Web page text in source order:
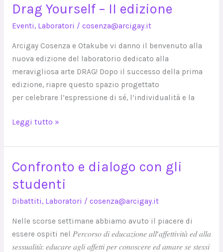
Drag Yourself – II edizione
Eventi, Laboratori / cosenza@arcigay.it
Arcigay Cosenza e Otakube vi danno il benvenuto alla
nuova edizione del laboratorio dedicato alla
meravigliosa arte DRAG! Dopo il successo della prima
edizione, riapre questo spazio progettato
per celebrare l’espressione di sé, l’individualità e la
Drag
Yourself
II
edizione
Leggi tutto »
Confronto e dialogo con gli
studenti
Dibattiti, Laboratori / cosenza@arcigay.it
Nelle scorse settimane abbiamo avuto il piacere di
essere ospiti nel 𝑃𝑒𝑟𝑐𝑜𝑟𝑠𝑜 𝑑𝑖 𝑒𝑑𝑢𝑐𝑎𝑧𝑖𝑜𝑛𝑒 𝑎𝑙𝑙’𝑎𝑓𝑓𝑒𝑡𝑡𝑖𝑣𝑖𝑡𝑎̀ 𝑒𝑑 𝑎𝑙𝑙𝑎
𝑠𝑒𝑠𝑠𝑢𝑎𝑙𝑖𝑡𝑎̀: 𝑒𝑑𝑢𝑐𝑎𝑟𝑒 𝑎𝑔𝑙𝑖 𝑎𝑓𝑓𝑒𝑡𝑡𝑖 𝑝𝑒𝑟 𝑐𝑜𝑛𝑜𝑠𝑐𝑒𝑟𝑒 𝑒𝑑 𝑎𝑚𝑎𝑟𝑒 𝑠𝑒 𝑠𝑡𝑒𝑠𝑠𝑖
Confronto
dialogo
con